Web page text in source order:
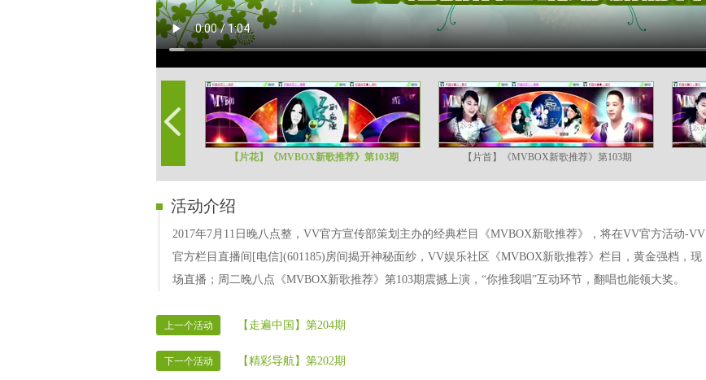
【片花】《MVBOX新歌推荐》第103期 【片首】《MVBOX新歌推荐》第103期
活动介绍
2017年7月11日晚八点整，VV官方宣传部策划主办的经典栏目《MVBOX新歌推荐》，将在VV官方活动-VV
官方栏目直播间[电信](601185)房间揭开神秘面纱，VV娱乐社区《MVBOX新歌推荐》栏目，黄金强档，现
场直播；周二晚八点《MVBOX新歌推荐》第103期震撼上演，“你推我唱”互动环节，翻唱也能领大奖。
上一个活动 【走遍中国】第204期
下一个活动 【精彩导航】第202期